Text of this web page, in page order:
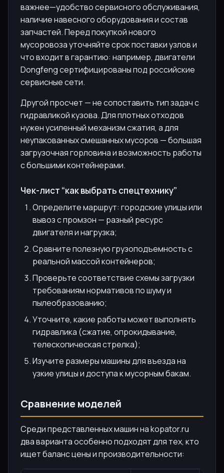
важнее—удобство сервисного обслуживания,
наличие навесного оборудования и состав
запчастей. Перед покупкой нового
мусоровоза уточняйте срок поставки узлов и
что входит в гарантию: например, двигатели
Dongfeng сертифицированы под российские
сервисные сети.
Другой просчет — не сопоставить тип задач с
гидравликой кузова. Для плотных отходов
нужен усиленный механизм сжатия, а для
неупакованных смешанных мусоров — большая
загрузочная горловина и возможность работы
с большими контейнерами.
Чек-лист “как выбрать спецтехнику”
Определите маршрут: городские улицы или
вывоз с промзон — разный ресурс
двигателя и нагрузка;
Сравните полезную грузоподъемность с
реальной массой контейнеров;
Проверьте соответствие схемы загрузки
требованиям нормативов по шуму и
пылеобразованию;
Уточните, какие работы может выполнять
гидравлика (сжатие, опрокидывание,
телескопическая стрелка);
Изучите размеры машины для въезда на
узкие улицы и доступа к мусорным бакам.
Сравнение моделей
Среди представленных машин на kopator.ru
два варианта особенно подходят для тех, кто
ищет баланс цены и производительности: